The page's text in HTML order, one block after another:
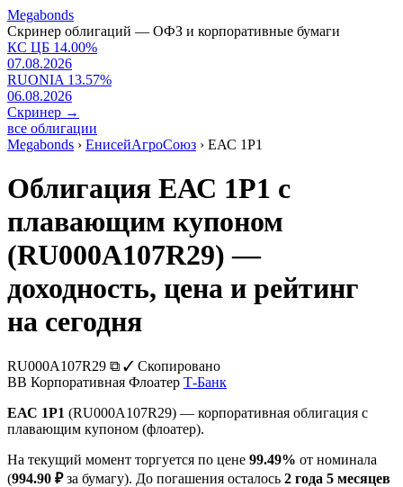
Megabonds
Скринер облигаций — ОФЗ и корпоративные бумаги
КС ЦБ 14.00%
07.08.2026
RUONIA 13.57%
06.08.2026
Скринер →
все облигации
Megabonds › ЕнисейАгроСоюз › ЕАС 1P1
Облигация ЕАС 1P1 с
плавающим купоном
(RU000A107R29) —
доходность, цена и рейтинг
на сегодня
RU000A107R29 ⧉ ✓ Скопировано
BB Корпоративная Флоатер Т-Банк
ЕАС 1P1 (RU000A107R29) — корпоративная облигация с
плавающим купоном (флоатер).
На текущий момент торгуется по цене 99.49% от номинала
(994.90 ₽за бумагу). До погашения осталось 2 года 5 месяцев